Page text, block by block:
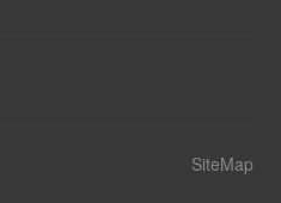
SiteMap